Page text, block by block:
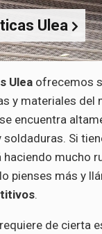
Ulea
Ulea ofrecemos
y materiales del
encuentra
Si
mucho
pienses más y
.
de cierta